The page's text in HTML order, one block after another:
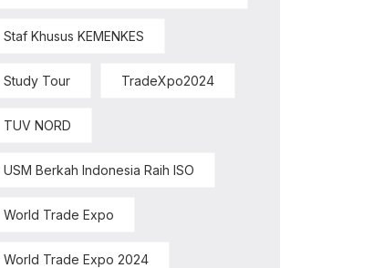
Staf Khusus KEMENKES
Study Tour TradeXpo2024
TUV NORD
USM Berkah Indonesia Raih ISO
World Trade Expo
World Trade Expo 2024